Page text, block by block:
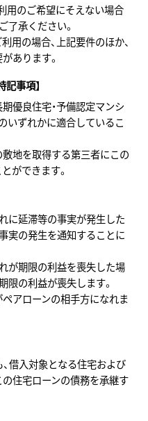
用のご希望にそえない場合
了承ください。
用の場合、上記要件のほか、
あります。
事項】
優良住宅・予備認定マンシ
いずれかに適合しているこ
地を取得する第三者にこの
ができます。
に延滞等の事実が発生した
実の発生を通知することに
が期限の利益を喪失した場
限の利益が喪失します。
アローンの相手方になれま
借入対象となる住宅および
住宅ローンの債務を承継す